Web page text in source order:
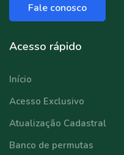
Fale conosco
Acesso rápido
Início
Acesso Exclusivo
Atualização Cadastral
Banco de permutas